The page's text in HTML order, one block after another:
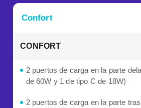
Confort
CONFORT
2 puertos de carga en la parte
de 60W y 1 de tipo C de 18W)
2 puertos de carga en la parte